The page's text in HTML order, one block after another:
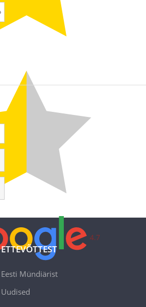
4.7
ETTEVÕTTEST
Eesti Mündiärist
Uudised